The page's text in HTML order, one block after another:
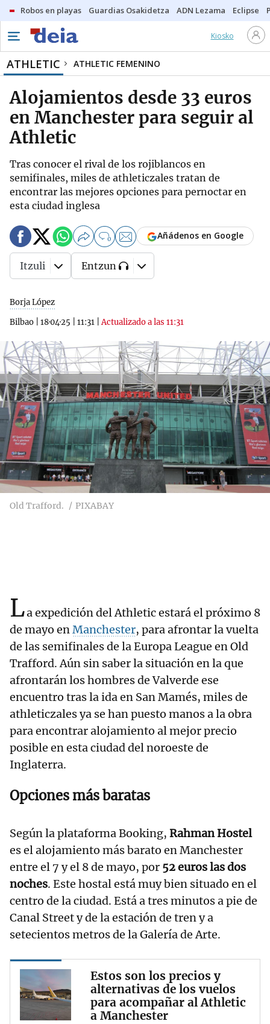
Robos en playas Guardias Osakidetza ADN Lezama Eclipse
Kiosko
ATHLETIC ATHLETIC FEMENINO
Alojamientos desde 33 euros
en Manchester para seguir al
Athletic
Tras conocer el rival de los rojiblancos en
semifinales, miles de athleticzales tratan de
encontrar las mejores opciones para pernoctar en
esta ciudad inglesa
Borja López
Bilbao
18·04·25 11:31 |Actualizado a las 11:31
0 Añádenos en Google
Itzuli Entzun
Old Trafford. PIXABAY
La expedición del Athletic estará el próximo 8
de mayo enManchester, para afrontar la vuelta
de las semifinales de la Europa League en Old
Trafford. Aún sin saber la situación en la que
afrontarán los hombres de Valverde ese
encuentro tras la ida en San Mamés, miles de
athleticzales ya se han puesto manos a la obra
para encontrar alojamiento al mejor precio
posible en esta ciudad del noroeste de
Inglaterra.
Opciones más baratas
Según la plataforma Booking, Rahman Hostel
es el alojamiento más barato en Manchester
entre el 7 y el 8 de mayo, por 52 euros las dos
noches. Este hostal está muy bien situado en el
centro de la ciudad. Está a tres minutos a pie de
Canal Street y de la estación de tren y a
setecientos metros de la Galería de Arte.
Estos son los precios y
alternativas de los vuelos
para acompañar al Athletic
a Manchester